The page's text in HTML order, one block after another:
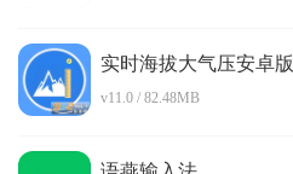
实时海拔大气压安卓版
v11.0 / 82.48MB